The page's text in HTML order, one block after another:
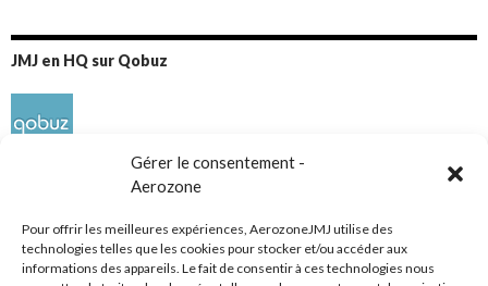
Gérer le consentement -
Aerozone
Pour offrir les meilleures expériences, AerozoneJMJ utilise des
technologies telles que les cookies pour stocker et/ou accéder aux
informations des appareils. Le fait de consentir à ces technologies nous
JMJ en HQ sur Qobuz
Réseaux sociaux